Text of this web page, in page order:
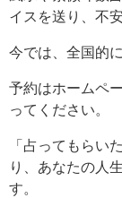
イスを送り、不
今では、全国的
予約はホームペ
ってください。
「占ってもらい
り、あなたの人
す。